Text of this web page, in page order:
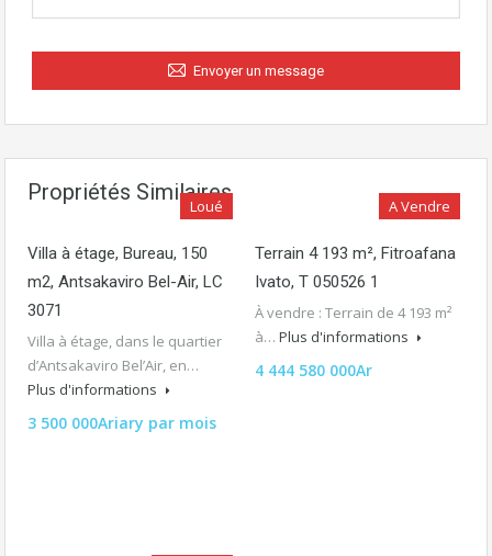
Envoyer un message
Propriétés Similaires
Loué
Villa à étage, Bureau, 150
m2, Antsakaviro Bel-Air, LC
3071
Villa à étage, dans le quartier
d’Antsakaviro Bel’Air, en…
Plus d'informations
3 500 000Ariary par mois
A Vendre
Terrain 4 193 m², Fitroafana
Ivato, T 050526 1
À vendre : Terrain de 4 193 m²
à… Plus d'informations
4 444 580 000Ar